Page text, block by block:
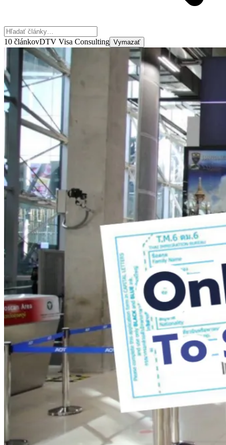
10 článkovDTV Visa Consulting Vymazať